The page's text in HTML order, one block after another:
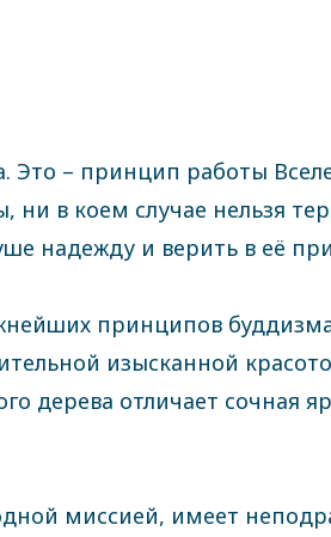
Это – принцип работы
в коем случае нельзя
надежду и верить в её
принципов
изысканной
дерева отличает сочная
миссией, имеет